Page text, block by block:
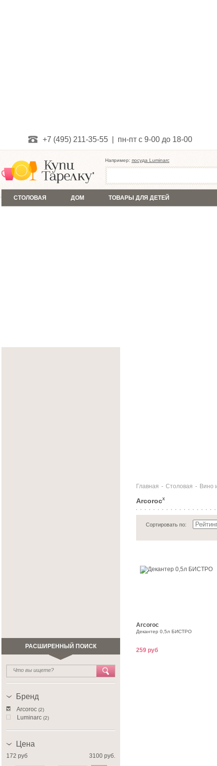
+7 (495) 211-35-55 | пн-пт с 9-00 до 18-00
Например: посуда Luminarc
СТОЛОВАЯ ДОМ ТОВАРЫ ДЛЯ ДЕТЕЙ
РАСШИРЕННЫЙ ПОИСК
Бренд
Arcoroc (2)
Luminarc (2)
Цена
172 руб 3100 руб.
Главная - Столовая - Вино
ArcorocX
Сортировать по:
Arcoroc
Декантер 0,5л БИСТРО
259 руб